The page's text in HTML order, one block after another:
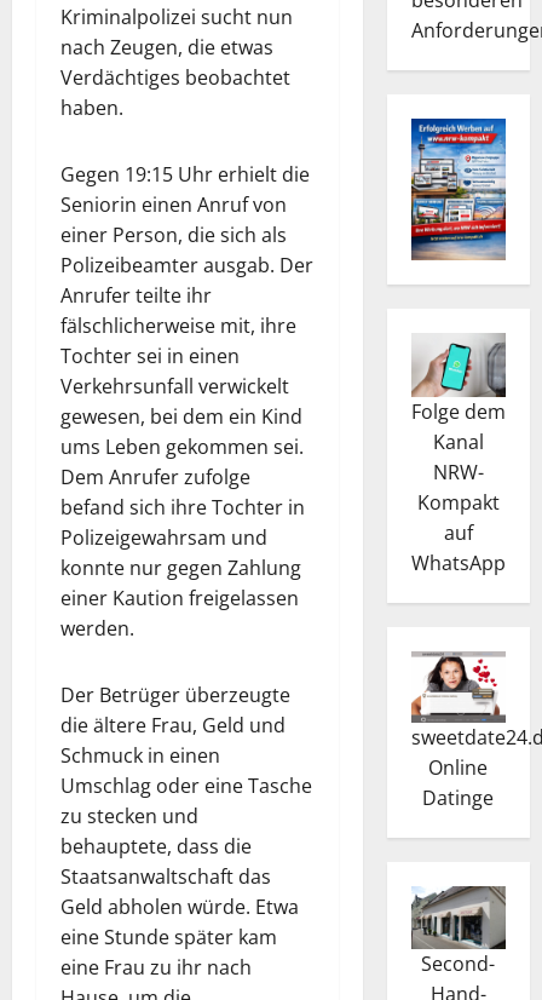
Kriminalpolizei sucht nun
nach Zeugen, die etwas
Verdächtiges beobachtet
haben.
Gegen 19:15 Uhr erhielt die
Seniorin einen Anruf von
einer Person, die sich als
Polizeibeamter ausgab. Der
Anrufer teilte ihr
fälschlicherweise mit, ihre
Tochter sei in einen
Verkehrsunfall verwickelt
gewesen, bei dem ein Kind
ums Leben gekommen sei.
Dem Anrufer zufolge
befand sich ihre Tochter in
Polizeigewahrsam und
konnte nur gegen Zahlung
einer Kaution freigelassen
werden.
Der Betrüger überzeugte
die ältere Frau, Geld und
Schmuck in einen
Umschlag oder eine Tasche
zu stecken und
behauptete, dass die
Staatsanwaltschaft das
Geld abholen würde. Etwa
eine Stunde später kam
eine Frau zu ihr nach
Folge dem
Kanal
NRW-
Kompakt
auf
WhatsApp
Online
Datinge
Second-
Hand-